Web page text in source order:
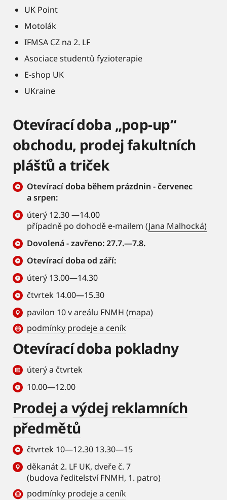
UK Point
Motolák
IFMSA CZ na 2. LF
Asociace studentů fyzioterapie
E-shop UK
UKraine
Otevírací doba „pop-up“
obchodu, prodej fakultních
plášťů a triček
Otevírací doba během prázdnin - červenec
a srpen:
úterý 12.30 —14.00
případně po dohodě e-mailem (Jana Malhocká)
Dovolená - zavřeno: 27.7.—7.8.
Otevírací doba od září:
úterý 13.00—14.30
čtvrtek 14.00—15.30
pavilon 10 v areálu FNMH (mapa)
podmínky prodeje a ceník
Otevírací doba pokladny
úterý a čtvrtek
10.00—12.00
Prodej a výdej reklamních
předmětů
čtvrtek 10—12.30 13.30—15
děkanát 2. LF UK, dveře č. 7
(budova ředitelství FNMH, 1. patro)
podmínky prodeje a ceník